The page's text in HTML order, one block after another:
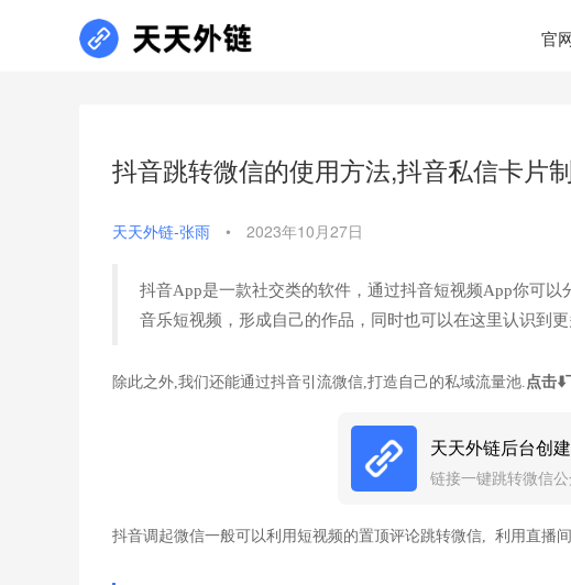
官
抖音跳转微信的使用方法,抖音私信卡片
天天外链-张雨 • 2023年10月27日
抖音App是一款社交类的软件，通过抖音短视频App你可
音乐短视频，形成自己的作品，同时也可以在这里认识到更
除此之外,我们还能通过抖音引流微信,打造自己的私域流量池.点击⬇️
天天外链后台创
链接一键跳转微信
抖音调起微信一般可以利用短视频的置顶评论跳转微信, 利用直播